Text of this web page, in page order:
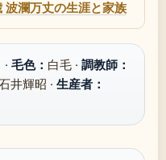
波瀾万丈の生涯と家族
毛色： 白毛 · 調教師：
井輝昭 · 生産者：